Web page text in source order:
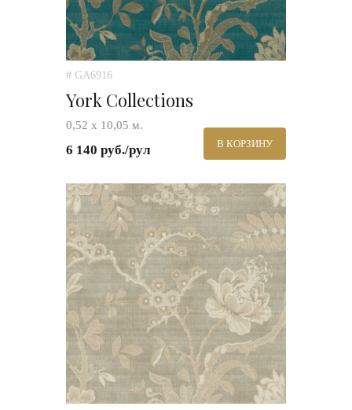
# GA6916
York Collections
0,52 х 10,05 м.
6 140 руб./рул В КОРЗИНУ